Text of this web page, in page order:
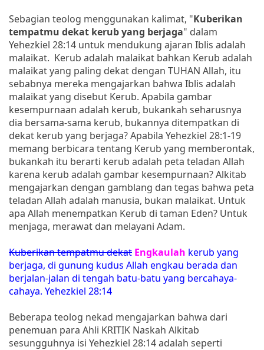
Sebagian teolog menggunakan kalimat, "Kuberikan
tempatmu dekat kerub yang berjaga" dalam
Yehezkiel 28:14 untuk mendukung ajaran Iblis adalah
malaikat. Kerub adalah malaikat bahkan Kerub adalah
malaikat yang paling dekat dengan TUHAN Allah, itu
sebabnya mereka mengajarkan bahwa Iblis adalah
malaikat yang disebut Kerub. Apabila gambar
kesempurnaan adalah kerub, bukankah seharusnya
dia bersama-sama kerub, bukannya ditempatkan di
dekat kerub yang berjaga? Apabila Yehezkiel 28:1-19
memang berbicara tentang Kerub yang memberontak,
bukankah itu berarti kerub adalah peta teladan Allah
karena kerub adalah gambar kesempurnaan? Alkitab
mengajarkan dengan gamblang dan tegas bahwa peta
teladan Allah adalah manusia, bukan malaikat. Untuk
apa Allah menempatkan Kerub di taman Eden? Untuk
menjaga, merawat dan melayani Adam.
Kuberikan tempatmu dekat Engkaulah kerub yang
berjaga, di gunung kudus Allah engkau berada dan
berjalan-jalan di tengah batu-batu yang bercahaya-
cahaya. Yehezkiel 28:14
Beberapa teolog nekad mengajarkan bahwa dari
penemuan para Ahli KRITIK Naskah Alkitab
sesungguhnya isi Yehezkiel 28:14 adalah seperti